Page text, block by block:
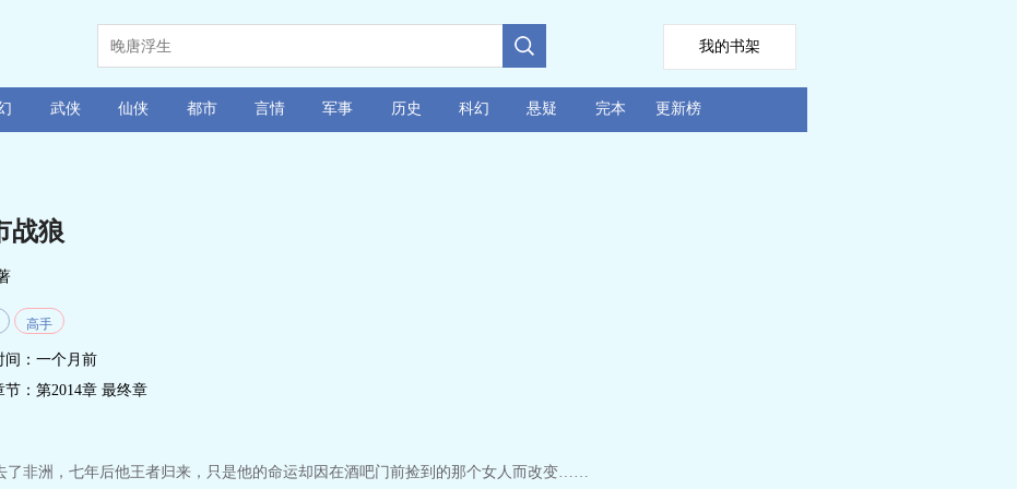
我的书架
武侠 仙侠 都市 言情 军事 历史 科幻 悬疑 完本 更新榜
战狼
高手
间：一个月前
： 第2014章 最终章
非洲，七年后他王者归来，只是他的命运却因在酒吧门前捡到的那个女人而改变……